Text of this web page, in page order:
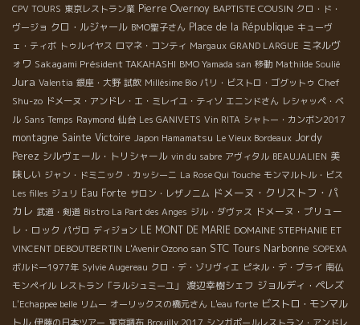
CPV TOURS 東京レストラン業 Pierre Overnoy BAPTISTE COUSIN クロ・ド・
ヴージョ クロ・ルジャール BMO聖子さん Place de la République キューヴ
ェ・ティボ トゥルイヤス ロマネ・コンティ Margaux GRAND LARGUE ミネルヴ
ォワ Sakagami Président TAKAHASHI BMO Yamada san 移動 Mathilde Soulié
Jura Valentia 銀座・大野 試飲 Millésime Bio パリ・ビストロ・ゴグットゥ Chef
Shu-zo ドメーヌ・アンドレ・エ・ミレイユ・ティソ エニンドさん レシャッペ・ベ
ル Sans Temps Raymond 仙台 Les GANIVETS Vin RITA シャトー・カンボン2017
montagne Sainte Victoire Japon Hamamatsu Le Vieux Bordeaux Jordy
Perez シルヴェール・トリシャール vin du sabre アヴィタル BEAUJALIEN 美
味しい ジャン・ドミニック・カッシーニ La Rose Qui Touche モンマルトル・ビス
Les filles ジュリ Eau Forte サロン・レザノニム ドメーヌ・クリストフ・パ
カレ 武道・剣道 Bistro La Part des Anges ジル・ダヴァス ドメーヌ・プリュー
レ・ロック パヴロ ディジョン LE MONT DE MARIE DOMAINE STEPHANIE ET
VINCENT DEBOUTBERTIN L'Avenir Ozono san STC Tours Narbonne SOPEXA
ボルドー1977年 Sylvie Augereau クロ・デ・ゾリヴィエ ピネル・デ・ブライ 南仏
モンペイル レストラン「ラルシュミーユ」 渡辺幸樹シェフ ジョルディ・ペレズ
L'Echappee belle リムー オーリックスの橋元さん L'eau forte ビストロ・モンマル
トル 伊藤の日本ツアー 東京調布 Brouilly 2017 シンガポールレストラン・アンドレ